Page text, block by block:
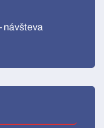
návšteva